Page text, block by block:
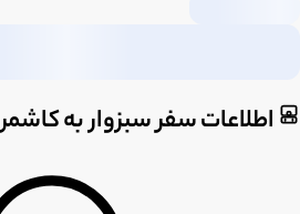
اطلاعات سفر سبزوار به کاشمر